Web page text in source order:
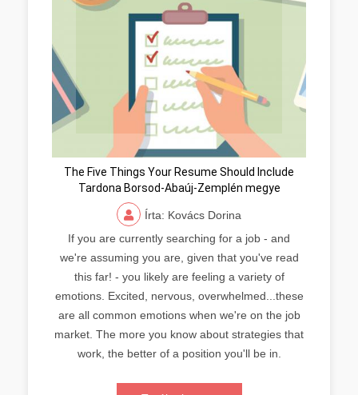
The Five Things Your Resume Should Include
Tardona Borsod-Abaúj-Zemplén megye
Írta: Kovács Dorina
If you are currently searching for a job - and
we're assuming you are, given that you've read
this far! - you likely are feeling a variety of
emotions. Excited, nervous, overwhelmed...these
are all common emotions when we're on the job
market. The more you know about strategies that
work, the better of a position you'll be in.